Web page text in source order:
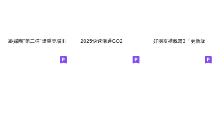
跪婦團"第二彈"隆重登場!!! 2025快速溝通GO2 好朋友禮貌篇3「更新版」